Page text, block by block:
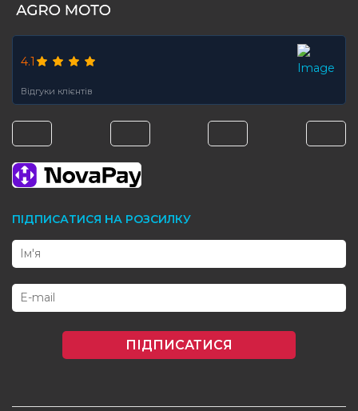
4.1
Відгуки клієнтів
ПІДПИСАТИСЯ НА РОЗСИЛКУ
ПІДПИСАТИСЯ